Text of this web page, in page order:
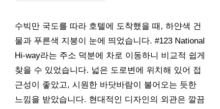
수빅만 국도를 따라 호텔에 도착했을 때, 하얀색 건
물과 푸른색 지붕이 눈에 띄었습니다. #123 National
Hi-way라는 주소 덕분에 차로 이동하니 비교적 쉽게
찾을 수 있었습니다. 넓은 도로변에 위치해 있어 접
근성이 좋았고, 시원한 바닷바람이 불어오는 듯한
느낌을 받았습니다. 현대적인 디자인의 외관은 깔끔